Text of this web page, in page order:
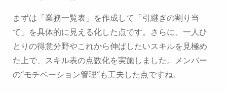
まずは「業務一覧表」を作成して「引継ぎの割り当
て」を具体的に見える化した点です。 さらに、一人ひ
とりの得意分野やこれから伸ばしたいスキルを見極め
た上で、 スキル表の点数化を実施しました。メンバー
の“モチベーション管理“も工夫した点ですね。